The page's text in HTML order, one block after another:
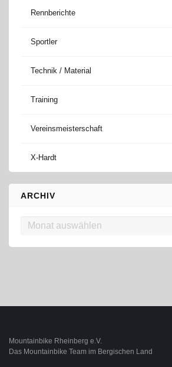
Rennberichte
Sportler
Technik / Material
Training
Vereinsmeisterschaft
X-Hardt
ARCHIV
Archiv
Mountainbike Rheinberg e.V.
Das Mountainbike Team im Bergischen Land